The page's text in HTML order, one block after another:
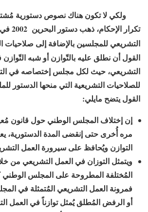
ولكي لا تكون هناك نصوص دستورية
تكرار الإحكام، ذهب دستور البحرين
في
التشريعي للمجلسين بالإضافة إلى صلاحيات
القول أن نطلق عليه بالتّوازن أو شبه
التشريعي، حيث لكل مجلس إختصاصه في
للصلاحيات التشريعية التي منحها الدستور
القول يتضح مايلي:
إن إختلاف المجلس الوطني حول قانون
مره أُخرى حتى إنقضى المدة الدستورية،
التوازن ويُحافظ على سيرورة العمل
ويتمثل التوزان في العمل التشريعي من
المُختلفة المطروحة على المجلس الوطني
فمرونة العمل التشريعي المُتمثلة في
أو الرفض المُطلق يُمثل توازناً في العمل